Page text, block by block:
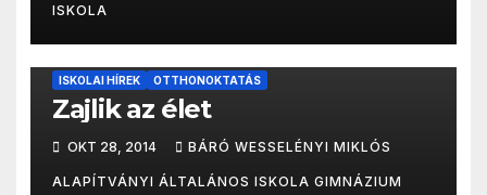
ISKOLA
ISKOLAI HÍREK OTTHONOKTATÁS
Zajlik az élet
OKT 28, 2014 BÁRÓ WESSELÉNYI MIKLÓS
ALAPÍTVÁNYI ÁLTALÁNOS ISKOLA GIMNÁZIUM